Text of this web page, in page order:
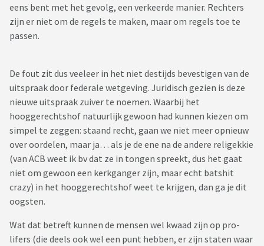
eens bent met het gevolg, een verkeerde manier. Rechters
zijn er niet om de regels te maken, maar om regels toe te
passen.
De fout zit dus veeleer in het niet destijds bevestigen van de
uitspraak door federale wetgeving. Juridisch gezien is deze
nieuwe uitspraak zuiver te noemen. Waarbij het
hooggerechtshof natuurlijk gewoon had kunnen kiezen om
simpel te zeggen: staand recht, gaan we niet meer opnieuw
over oordelen, maar ja… als je de ene na de andere religekkie
(van ACB weet ik bv dat ze in tongen spreekt, dus het gaat
niet om gewoon een kerkganger zijn, maar echt batshit
crazy) in het hooggerechtshof weet te krijgen, dan ga je dit
oogsten.
Wat dat betreft kunnen de mensen wel kwaad zijn op pro-
lifers (die deels ook wel een punt hebben, er zijn staten waar